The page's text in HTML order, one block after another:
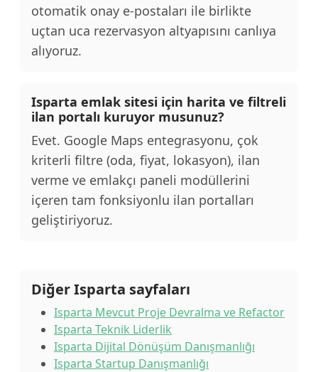
otomatik onay e-postaları ile birlikte
uçtan uca rezervasyon altyapısını canlıya
alıyoruz.
Isparta emlak sitesi için harita ve filtreli
ilan portalı kuruyor musunuz?
Evet. Google Maps entegrasyonu, çok
kriterli filtre (oda, fiyat, lokasyon), ilan
verme ve emlakçı paneli modüllerini
içeren tam fonksiyonlu ilan portalları
geliştiriyoruz.
Diğer Isparta sayfaları
Isparta Mevcut Proje Devralma ve Refactor
Isparta Teknik Liderlik
Isparta Dijital Dönüşüm Danışmanlığı
Isparta Startup Danışmanlığı